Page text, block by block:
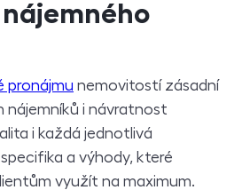
pronájmu nemovitostí zásadní
nájemníků i návratnost
i každá jednotlivá
a výhody, které
využít na maximum.